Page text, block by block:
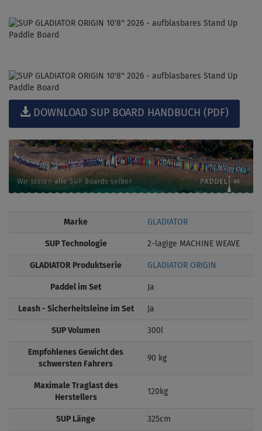
DOWNLOAD SUP BOARD HANDBUCH (PDF)
Marke GLADIATOR
SUP Technologie 2-lagige MACHINE WEAVE
GLADIATOR Produktserie GLADIATOR ORIGIN
Paddel im Set Ja
Leash - Sicherheitsleine im Set Ja
SUP Volumen 300l
Empfohlenes Gewicht des
schwersten Fahrers
90 kg
Maximale Traglast des
Herstellers
120kg
SUP Länge 325cm